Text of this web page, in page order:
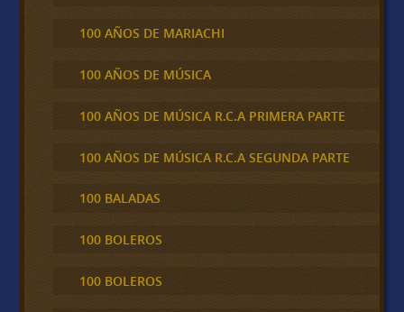
100 AÑOS DE MARIACHI
100 AÑOS DE MÚSICA
100 AÑOS DE MÚSICA R.C.A PRIMERA PARTE
100 AÑOS DE MÚSICA R.C.A SEGUNDA PARTE
100 BALADAS
100 BOLEROS
100 BOLEROS